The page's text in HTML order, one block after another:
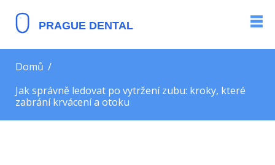
Domů
Jak správně ledovat po vytržení zubu: kroky, které
zabrání krvácení a otoku